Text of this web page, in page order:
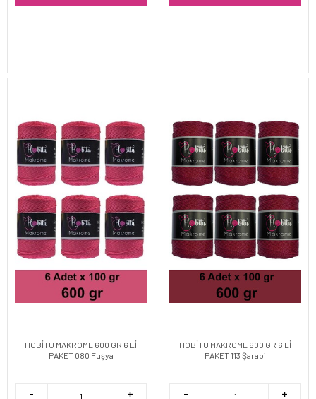
HOBİTU MAKROME 600 GR 6 Lİ
PAKET 080 Fuşya
HOBİTU MAKROME 600 GR 6 Lİ
PAKET 113 Şarabi